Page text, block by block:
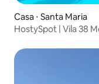
Casa ⋅ Santa Maria
HostySpot | Vila 38